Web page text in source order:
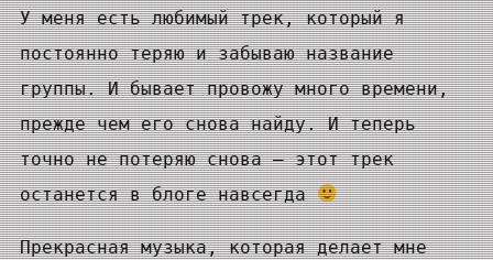
У меня есть любимый трек, который я
постоянно теряю и забываю название
группы. И бывает провожу много времени,
прежде чем его снова найду. И теперь
точно не потеряю снова — этот трек
останется в блоге навсегда
Прекрасная музыка, которая делает мне